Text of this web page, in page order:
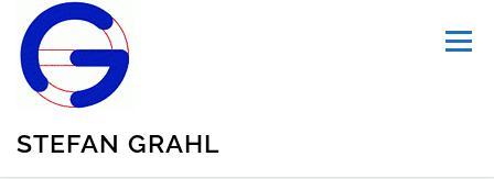
Inhalt
springen
STEFAN GRAHL
Menü